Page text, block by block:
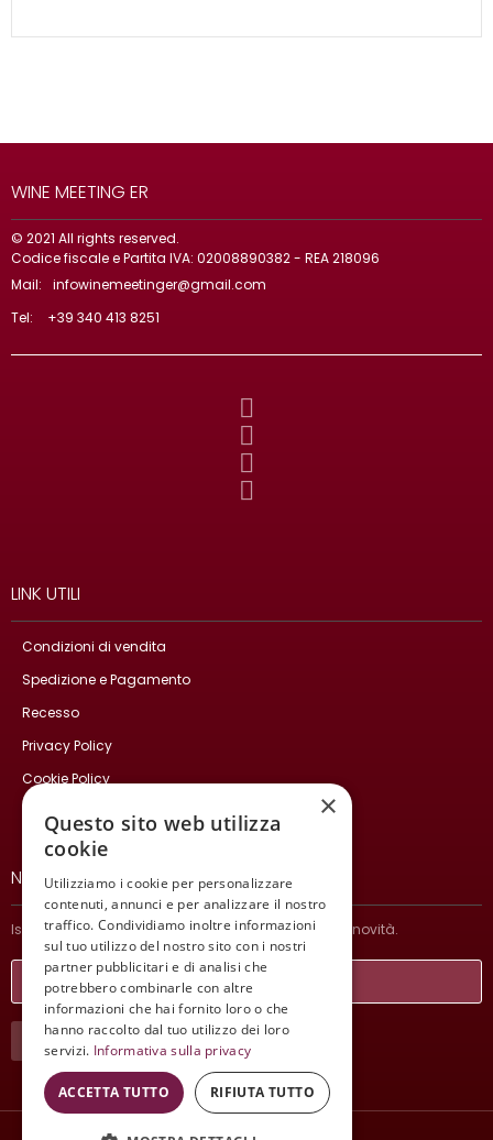
WINE MEETING ER
© 2021 All rights reserved.
Codice fiscale e Partita IVA: 02008890382 - REA 218096
Mail:
infowinemeetinger@gmail.com
Tel:
+39 340 413 8251
LINK UTILI
Condizioni di vendita
Spedizione e Pagamento
Recesso
Privacy Policy
Cookie Policy
NEWSLETTER
Iscriviti per ricevere informazioni sulle nostre ultime novità.
ISCRIVITI
×
Questo sito web utilizza
cookie
Utilizziamo i cookie per personalizzare
contenuti, annunci e per analizzare il nostro
traffico. Condividiamo inoltre informazioni
sul tuo utilizzo del nostro sito con i nostri
partner pubblicitari e di analisi che
potrebbero combinarle con altre
informazioni che hai fornito loro o che
hanno raccolto dal tuo utilizzo dei loro
servizi. Informativa sulla privacy
ACCETTA TUTTO RIFIUTA TUTTO